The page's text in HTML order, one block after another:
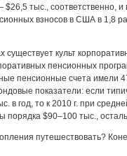
тыс., соответственно,
взносов в США в 1,8
существует культ
пенсионных
пенсионные счета имели
показатели: если
в год, то к 2010 г. при
порядка $90–100 тыс.,
путешествовать?